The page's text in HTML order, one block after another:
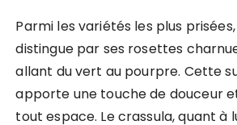
Parmi les variétés les plus
distingue par ses rosettes
allant du vert au pourpre. Cette
apporte une touche de douceur
tout espace. Le crassula, quant à